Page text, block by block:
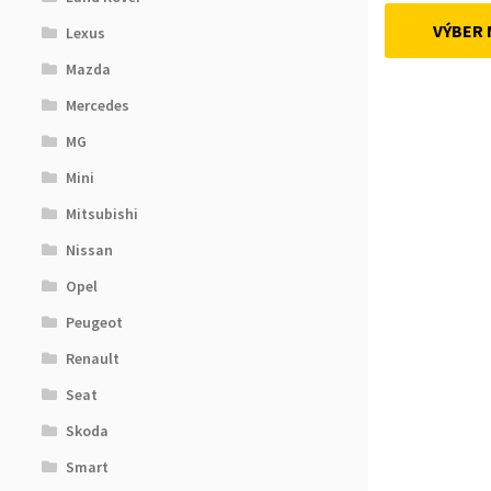
Lexus
Mazda
Mercedes
MG
Mini
Mitsubishi
Nissan
Opel
Peugeot
Renault
Seat
Skoda
Smart
VÝBER